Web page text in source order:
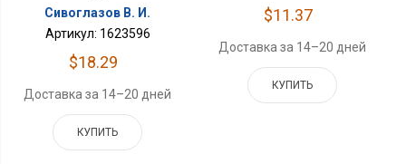
Сивоглазов В. И.
Артикул: 1623596
$18.29
Доставка за 14–20 дней
КУПИТЬ
$11.37
Доставка за 14–20 дней
КУПИТЬ